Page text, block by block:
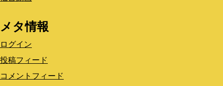
メタ情報
ログイン
投稿フィード
コメントフィード